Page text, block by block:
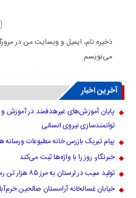
ذخیره نام، ایمیل و وبسایت من در
می‌نویسم.
آخرین اخبار
پایان آموزش‌های غیرهدفمند در آموزش
توانمندسازی نیروی انسانی
پیام تبریک بازرس خانه مطبوعات ورسانه
خبرنگار، روز را با واژه‌ها ثبت می‌کند
تولید سیب در لرستان به مرز ۸۵ هزار تن رسید
خیابان غسالخانه آرامستان صالحین